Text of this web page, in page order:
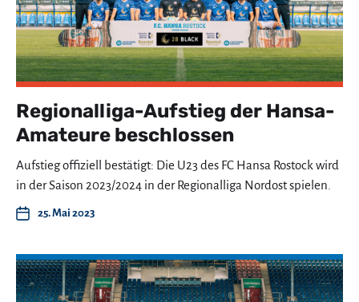
Regionalliga-Aufstieg der Hansa-
Amateure beschlossen
Aufstieg offiziell bestätigt: Die U23 des FC Hansa Rostock wird
in der Saison 2023/2024 in der Regionalliga Nordost spielen.
25. Mai 2023